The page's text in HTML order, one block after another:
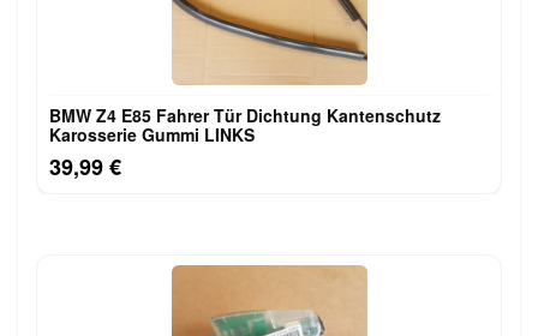
BMW Z4 E85 Fahrer Tür Dichtung Kantenschutz
Karosserie Gummi LINKS
39,99 €